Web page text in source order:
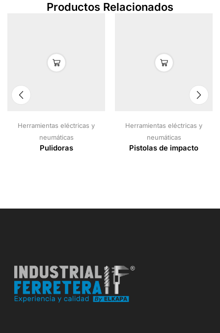
Productos Relacionados
Herramientas eléctricas y
neumáticas
Pulidoras
Herramientas eléctricas y
neumáticas
Pistolas de impacto